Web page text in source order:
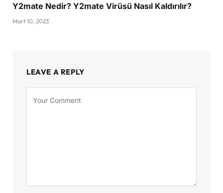
Y2mate Nedir? Y2mate Virüsü Nasıl Kaldırılır?
Mart 10, 2023
LEAVE A REPLY